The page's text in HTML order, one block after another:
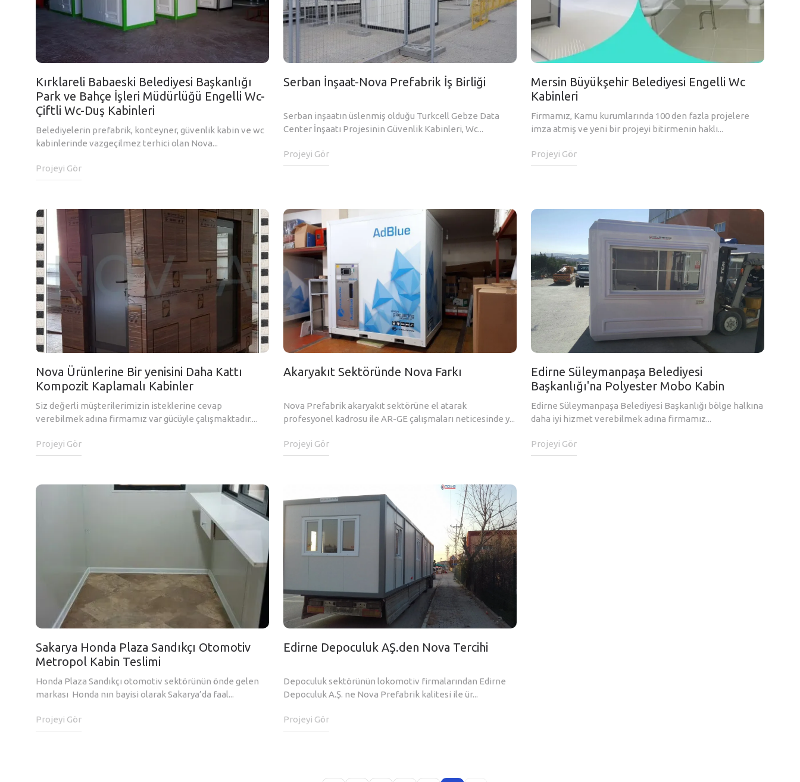
Kırklareli Babaeski Belediyesi Başkanlığı
Park ve Bahçe İşleri Müdürlüğü Engelli Wc-
Çiftli Wc-Duş Kabinleri
Belediyelerin prefabrik, konteyner, güvenlik kabin ve wc
kabinlerinde vazgeçilmez terhici olan Nova...
Projeyi Gör
Serban İnşaat-Nova Prefabrik İş Birliği
Serban inşaatın üslenmiş olduğu Turkcell Gebze Data
Center İnşaatı Projesinin Güvenlik Kabinleri, Wc...
Projeyi Gör
Mersin Büyükşehir Belediyesi Engelli Wc
Kabinleri
Firmamız, Kamu kurumlarında 100 den fazla projelere
imza atmiş ve yeni bir projeyi bitirmenin haklı...
Projeyi Gör
Nova Ürünlerine Bir yenisini Daha Kattı
Kompozit Kaplamalı Kabinler
Siz değerli müşterilerimizin isteklerine cevap
verebilmek adına firmamız var gücüyle çalışmaktadır....
Projeyi Gör
Akaryakıt Sektöründe Nova Farkı
Nova Prefabrik akaryakıt sektörüne el atarak
profesyonel kadrosu ile AR-GE çalışmaları neticesinde y...
Projeyi Gör
Edirne Süleymanpaşa Belediyesi
Başkanlığı'na Polyester Mobo Kabin
Edirne Süleymanpaşa Belediyesi Başkanlığı bölge halkına
daha iyi hizmet verebilmek adına firmamız...
Projeyi Gör
Sakarya Honda Plaza Sandıkçı Otomotiv
Metropol Kabin Teslimi
Honda Plaza Sandıkçı otomotiv sektörünün önde gelen
markası Honda nın bayisi olarak Sakarya’da faal...
Projeyi Gör
Edirne Depoculuk AŞ.den Nova Tercihi
Depoculuk sektörünün lokomotiv firmalarından Edirne
Depoculuk A.Ş. ne Nova Prefabrik kalitesi ile ür...
Projeyi Gör